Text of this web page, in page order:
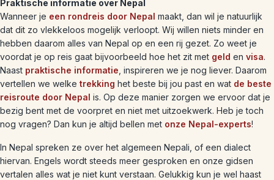
Praktische informatie over Nepal
Wanneer je een rondreis door Nepal maakt, dan wil je natuurlijk
dat dit zo vlekkeloos mogelijk verloopt. Wij willen niets minder en
hebben daarom alles van Nepal op en een rij gezet. Zo weet je
voordat je op reis gaat bijvoorbeeld hoe het zit met geld en visa.
Naast praktische informatie , inspireren we je nog liever. Daarom
vertellen we welke trekking het beste bij jou past en wat de beste
reisroute door Nepal is. Op deze manier zorgen we ervoor dat je
bezig bent met de voorpret en niet met uitzoekwerk. Heb je toch
nog vragen? Dan kun je altijd bellen met onze Nepal-experts!
In Nepal spreken ze over het algemeen Nepali, of een dialect
hiervan. Engels wordt steeds meer gesproken en onze gidsen
vertalen alles wat je niet kunt verstaan. Gelukkig kun je wel haast